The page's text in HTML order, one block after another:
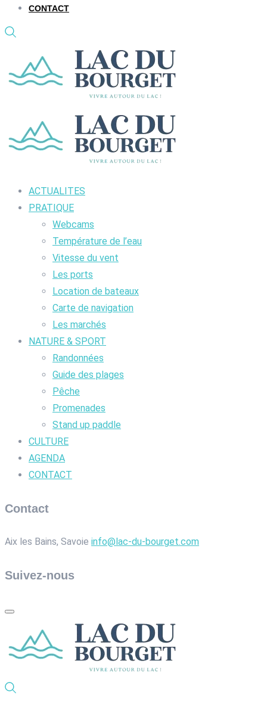
CONTACT
ACTUALITES
PRATIQUE
Webcams
Température de l’eau
Vitesse du vent
Les ports
Location de bateaux
Carte de navigation
Les marchés
NATURE & SPORT
Randonnées
Guide des plages
Pêche
Promenades
Stand up paddle
CULTURE
AGENDA
CONTACT
Contact
Aix les Bains, Savoie info@lac-du-bourget.com
Suivez-nous